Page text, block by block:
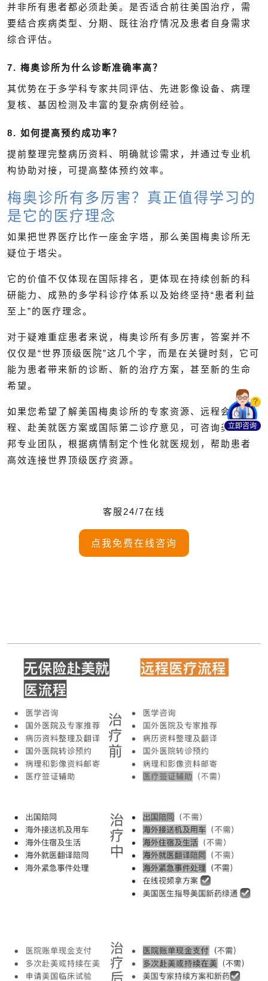
并非所有患者都必须赴美。是否适合前往美国治疗，需
要结合疾病类型、分期、既往治疗情况及患者自身需求
综合评估。
7. 梅奥诊所为什么诊断准确率高？
其优势在于多学科专家共同评估、先进影像设备、病理
复核、基因检测及丰富的复杂病例经验。
8. 如何提高预约成功率？
提前整理完整病历资料、明确就诊需求，并通过专业机
构协助对接，可提高整体预约效率。
梅奥诊所有多厉害？真正值得学习的
是它的医疗理念
如果把世界医疗比作一座金字塔，那么美国梅奥诊所无
疑位于塔尖。
它的价值不仅体现在国际排名，更体现在持续创新的科
研能力、成熟的多学科诊疗体系以及始终坚持“患者利益
至上”的医疗理念。
对于疑难重症患者来说，梅奥诊所有多厉害，答案并不
仅仅是“世界顶级医院”这几个字，而是在关键时刻，它可
能为患者带来新的诊断、新的治疗方案，甚至新的生命
希望。
如果您希望了解美国梅奥诊所的专家资源、远程会诊流
程、赴美就医方案或国际第二诊疗意见，可咨询美联医
邦专业团队，根据病情制定个性化就医规划，帮助患者
高效连接世界顶级医疗资源。
客服24/7在线
点我免费在线咨询
立即咨询